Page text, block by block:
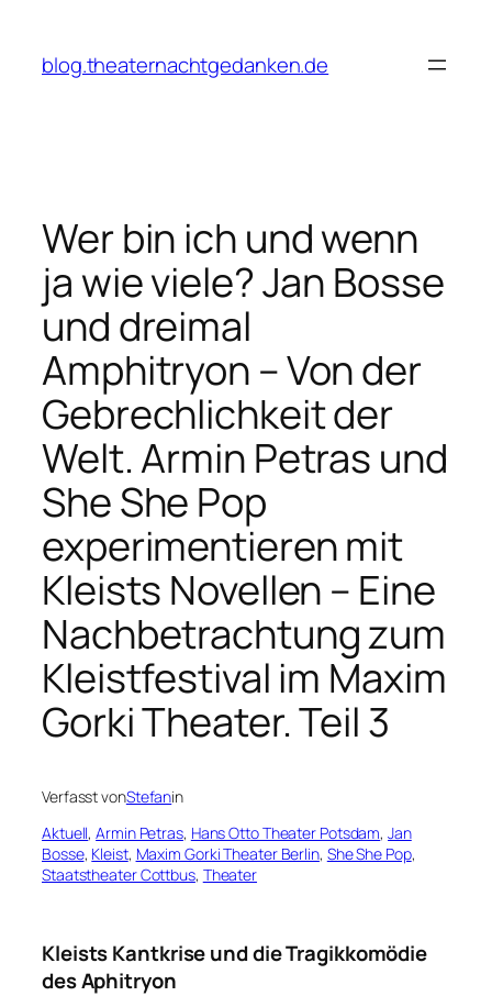
springen
blog.theaternachtgedanken.de
Wer bin ich und wenn
ja wie viele? Jan Bosse
und dreimal
Amphitryon – Von der
Gebrechlichkeit der
Welt. Armin Petras und
She She Pop
experimentieren mit
Kleists Novellen – Eine
Nachbetrachtung zum
Kleistfestival im Maxim
Gorki Theater. Teil 3
Verfasst vonStefanin
Aktuell, Armin Petras, Hans Otto Theater Potsdam, Jan
Bosse, Kleist, Maxim Gorki Theater Berlin, She She Pop
Staatstheater Cottbus, Theater
Kleists Kantkrise und die Tragikkomödie
des Aphitryon